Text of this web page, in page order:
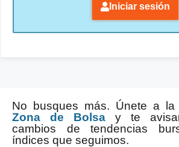
Iniciar sesión
No busques más. Únete a la
Zona de Bolsa y te
cambios de tendencias
índices que seguimos.